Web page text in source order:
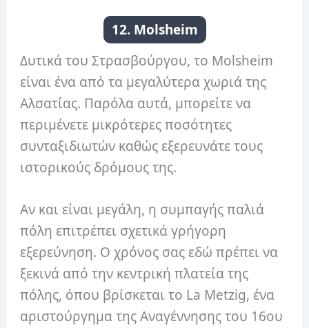
12. Molsheim
Δυτικά του Στρασβούργου, το Molsheim
είναι ένα από τα μεγαλύτερα χωριά της
Αλσατίας. Παρόλα αυτά, μπορείτε να
περιμένετε μικρότερες ποσότητες
συνταξιδιωτών καθώς εξερευνάτε τους
ιστορικούς δρόμους της.
Αν και είναι μεγάλη, η συμπαγής παλιά
πόλη επιτρέπει σχετικά γρήγορη
εξερεύνηση. Ο χρόνος σας εδώ πρέπει να
ξεκινά από την κεντρική πλατεία της
πόλης, όπου βρίσκεται το La Metzig, ένα
αριστούργημα της Αναγέννησης του 16ου